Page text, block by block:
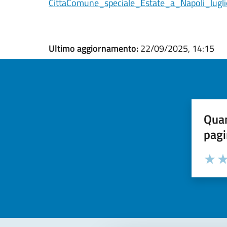
Ultimo aggiornamento:22/09/2025, 14:15
Valuta